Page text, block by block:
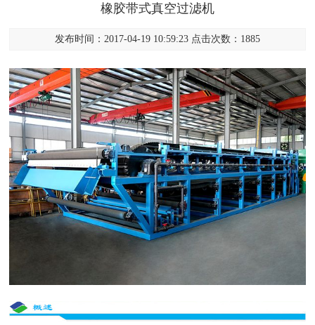
橡胶带式真空过滤机
发布时间：2017-04-19 10:59:23 点击次数：1885